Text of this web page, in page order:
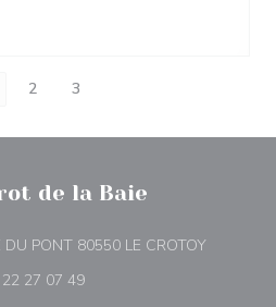
2 3
de la Baie
DU PONT 80550 LE CROTOY((apre
27 07 49